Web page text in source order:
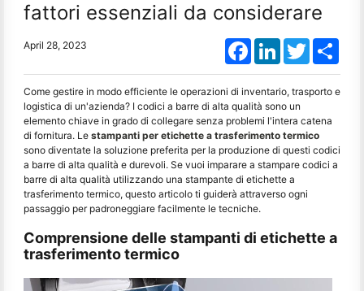
fattori essenziali da considerare
April 28, 2023 FacebookLinkedInTwitter
Come gestire in modo efficiente le operazioni di inventario, trasporto e
logistica di un'azienda? I codici a barre di alta qualità sono un
elemento chiave in grado di collegare senza problemi l'intera catena
di fornitura. Le stampanti per etichette a trasferimento termico
sono diventate la soluzione preferita per la produzione di questi codici
a barre di alta qualità e durevoli. Se vuoi imparare a stampare codici a
barre di alta qualità utilizzando una stampante di etichette a
trasferimento termico, questo articolo ti guiderà attraverso ogni
passaggio per padroneggiare facilmente le tecniche.
Comprensione delle stampanti di etichette a
trasferimento termico